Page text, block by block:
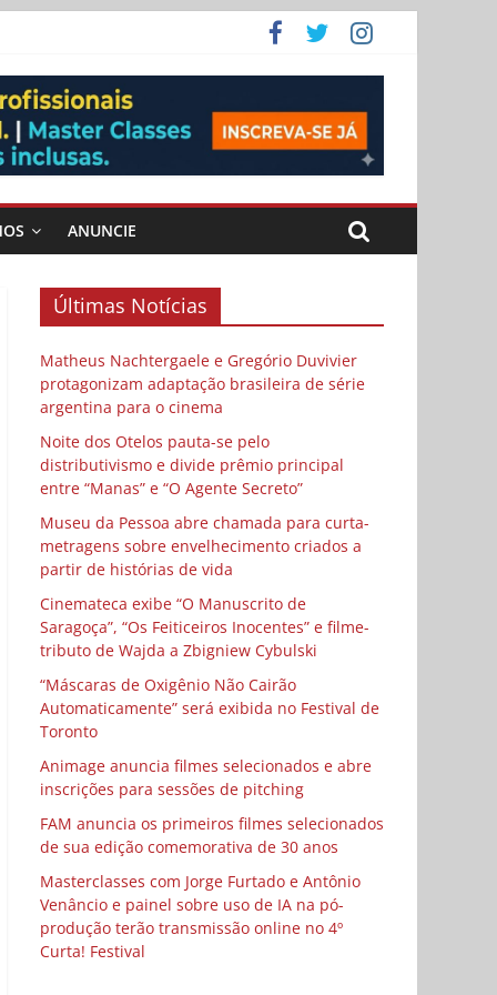
Cybulski
vida
ANUNCIE
Últimas Notícias
Matheus Nachtergaele e Gregório Duvivier
protagonizam adaptação brasileira de série
argentina para o cinema
Noite dos Otelos pauta-se pelo
distributivismo e divide prêmio principal
entre “Manas” e “O Agente Secreto”
Museu da Pessoa abre chamada para curta-
metragens sobre envelhecimento criados a
partir de histórias de vida
Cinemateca exibe “O Manuscrito de
Saragoça”, “Os Feiticeiros Inocentes” e filme-
tributo de Wajda a Zbigniew Cybulski
“Máscaras de Oxigênio Não Cairão
Automaticamente” será exibida no Festival de
Toronto
Animage anuncia filmes selecionados e abre
inscrições para sessões de pitching
FAM anuncia os primeiros filmes selecionados
de sua edição comemorativa de 30 anos
Masterclasses com Jorge Furtado e Antônio
Venâncio e painel sobre uso de IA na pó-
produção terão transmissão online no 4º
Curta! Festival